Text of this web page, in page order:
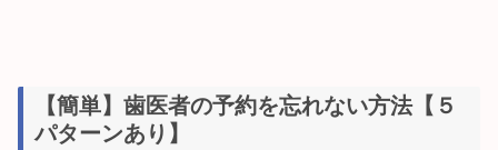
【簡単】歯医者の予約を忘れない方法【５
パターンあり】